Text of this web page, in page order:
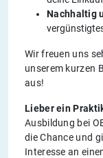
Nachhaltig
Wir freuen uns
unserem kurzen
aus!
Lieber ein
Ausbildung bei
die Chance und
Interesse an